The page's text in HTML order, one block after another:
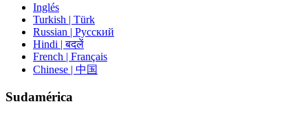
Inglés
Turkish | Türk
Russian | Русский
Hindi | बदलें
French | Français
Chinese | 中国
Sudamérica